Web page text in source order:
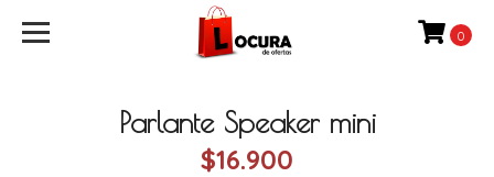
0
Parlante Speaker mini
$16.900